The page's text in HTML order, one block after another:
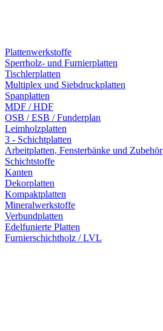
Plattenwerkstoffe
Sperrholz- und Furnierplatten
Tischlerplatten
Multiplex und Siebdruckplatten
Spanplatten
MDF / HDF
OSB / ESB / Funderplan
Leimholzplatten
3 - Schichtplatten
Arbeitplatten, Fensterbänke und Zubehör
Schichtstoffe
Kanten
Dekorplatten
Kompaktplatten
Mineralwerkstoffe
Verbundplatten
Edelfunierte Platten
Furnierschichtholz / LVL